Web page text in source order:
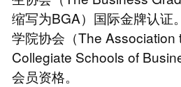
缩写为BGA）国际金牌认证
学院协会（The Association
Collegiate Schools of
会员资格。